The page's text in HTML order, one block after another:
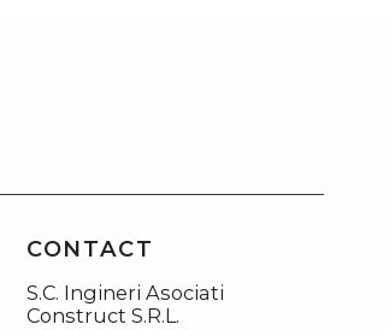
CONTACT
S.C. Ingineri Asociati
Construct S.R.L.